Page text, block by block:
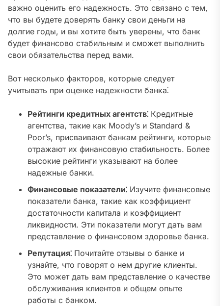
важно оценить его надежность. Это связано с тем,
что вы будете доверять банку свои деньги на
долгие годы, и вы хотите быть уверены, что банк
будет финансово стабильным и сможет выполнить
свои обязательства перед вами.
Вот несколько факторов, которые следует
учитывать при оценке надежности банка⁚
Рейтинги кредитных агентств⁚ Кредитные
агентства, такие как Moody’s и Standard &
Poor’s, присваивают банкам рейтинги, которые
отражают их финансовую стабильность. Более
высокие рейтинги указывают на более
надежные банки.
Финансовые показатели⁚ Изучите финансовые
показатели банка, такие как коэффициент
достаточности капитала и коэффициент
ликвидности. Эти показатели могут дать вам
представление о финансовом здоровье банка.
Репутация⁚ Почитайте отзывы о банке и
узнайте, что говорят о нем другие клиенты.
Это может дать вам представление о качестве
обслуживания клиентов и общем опыте
работы с банком.